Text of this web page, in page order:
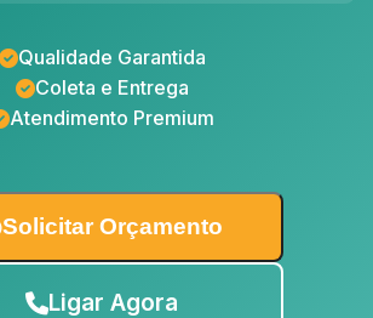
Qualidade Garantida
Coleta e Entrega
Atendimento Premium
Solicitar Orçamento
Ligar Agora